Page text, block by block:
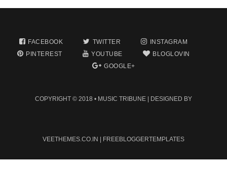
FACEBOOK TWITTER
INSTAGRAM
PINTEREST
YOUTUBE
BLOGLOVIN
GOOGLE+
COPYRIGHT © 2018 • MUSIC TRIBUNE | DESIGNED BY
VEETHEMES.CO.IN FREEBLOGGERTEMPLATES